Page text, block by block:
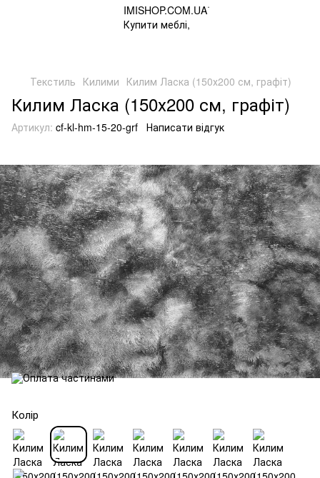
Текстиль Килими Килим Ласка (150х200 см, графіт)
Килим Ласка (150х200 см, графіт)
Артикул: cf-kl-hm-15-20-grf Написати відгук
Колір